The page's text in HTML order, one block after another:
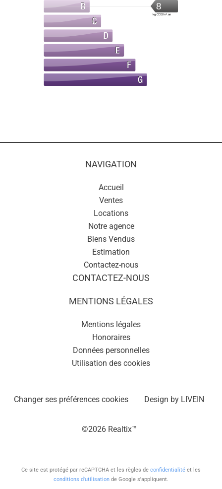
8
kg CO2/m².an
NAVIGATION
Accueil
Ventes
Locations
Notre agence
Biens Vendus
Estimation
Contactez-nous
CONTACTEZ-NOUS
MENTIONS LÉGALES
Mentions légales
Honoraires
Données personnelles
Utilisation des cookies
Changer ses préférences cookies Design by LIVEIN
©2026 Realtix™
Ce site est protégé par reCAPTCHA et les règles de confidentialité et les
conditions d'utilisation de Google s'appliquent.